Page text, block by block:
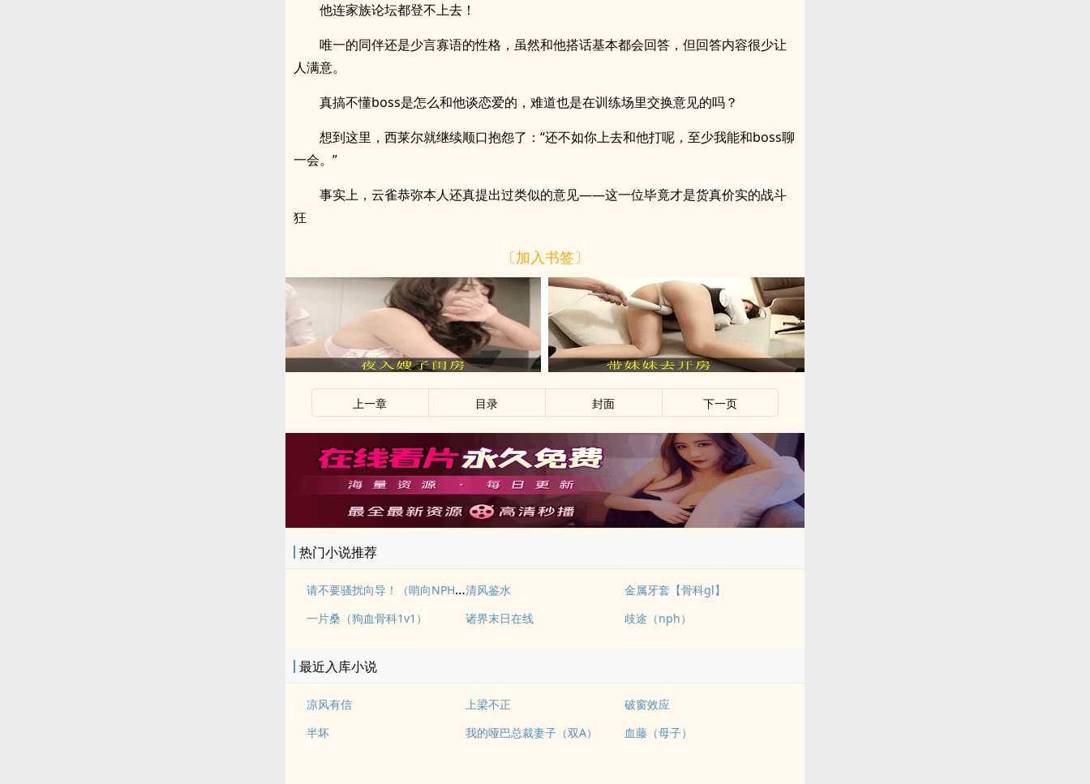
他连家族论坛都登不上去！
唯一的同伴还是少言寡语的性格，虽然和他搭话基本都会回答，但回答内容很少让
人满意。
真搞不懂boss是怎么和他谈恋爱的，难道也是在训练场里交换意见的吗？
想到这里，西莱尔就继续顺口抱怨了：“还不如你上去和他打呢，至少我能和boss聊
一会。”
事实上，云雀恭弥本人还真提出过类似的意见——这一位毕竟才是货真价实的战斗
狂
〔加入书签〕
上一章 目录 封面 下一页
热门小说推荐
请不要骚扰向导！（哨向NPH）清风鉴水
金属牙套【骨科gl】
一片桑（狗血骨科1v1）
诸界末日在线 歧途（nph）
最近入库小说
凉风有信 上梁不正
破窗效应
半坏
我的哑巴总裁妻子（双A） 血藤（母子）